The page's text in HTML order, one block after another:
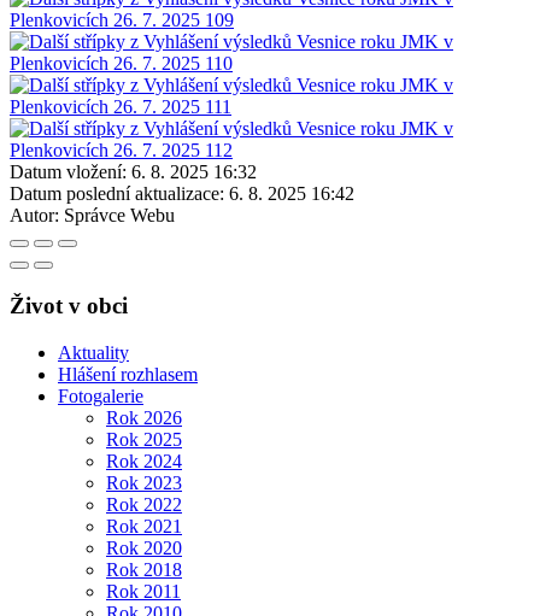
Datum vložení: 6. 8. 2025 16:32
Datum poslední aktualizace: 6. 8. 2025 16:42
Autor: Správce Webu
Život v obci
Aktuality
Hlášení rozhlasem
Fotogalerie
Rok 2026
Rok 2025
Rok 2024
Rok 2023
Rok 2022
Rok 2021
Rok 2020
Rok 2018
Rok 2011